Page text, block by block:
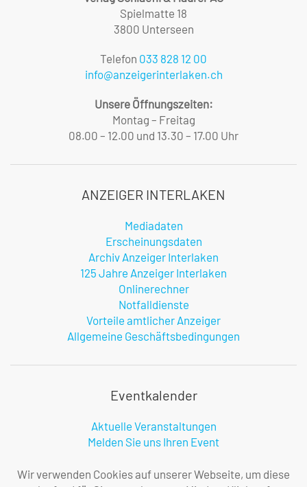
Spielmatte 18
3800 Unterseen
Telefon 033 828 12 00
info@anzeigerinterlaken.ch
Unsere Öffnungszeiten:
Montag – Freitag
08.00 – 12.00 und 13.30 – 17.00 Uhr
ANZEIGER INTERLAKEN
Mediadaten
Erscheinungsdaten
Archiv Anzeiger Interlaken
125 Jahre Anzeiger Interlaken
Onlinerechner
Notfalldienste
Vorteile amtlicher Anzeiger
Allgemeine Geschäftsbedingungen
Eventkalender
Aktuelle Veranstaltungen
Melden Sie uns Ihren Event
Wir verwenden Cookies auf unserer Webseite, um diese